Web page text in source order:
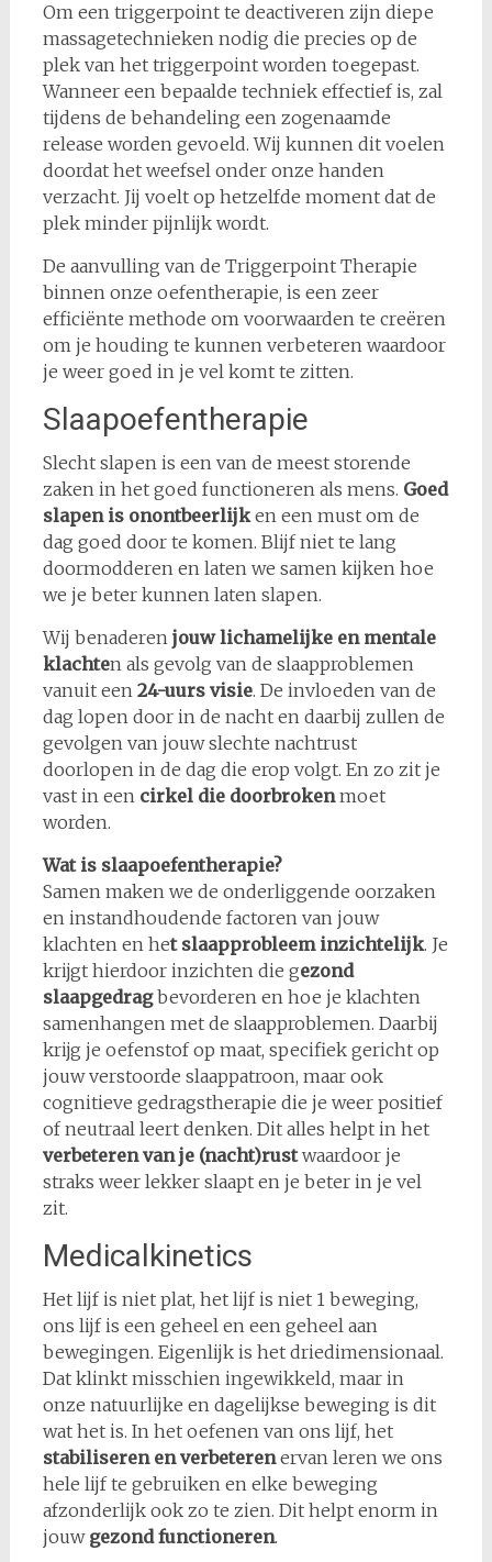
Om een triggerpoint te deactiveren zijn diepe
massagetechnieken nodig die precies op de
plek van het triggerpoint worden toegepast.
Wanneer een bepaalde techniek effectief is, zal
tijdens de behandeling een zogenaamde
release worden gevoeld. Wij kunnen dit voelen
doordat het weefsel onder onze handen
verzacht. Jij voelt op hetzelfde moment dat de
plek minder pijnlijk wordt.
De aanvulling van de Triggerpoint Therapie
binnen onze oefentherapie, is een zeer
efficiënte methode om voorwaarden te creëren
om je houding te kunnen verbeteren waardoor
je weer goed in je vel komt te zitten.
Slaapoefentherapie
Slecht slapen is een van de meest storende
zaken in het goed functioneren als mens. Goed
slapen is onontbeerlijken een must om de
dag goed door te komen. Blijf niet te lang
doormodderen en laten we samen kijken hoe
we je beter kunnen laten slapen.
Wij benaderenjouw lichamelijke en mentale
klachten als gevolg van de slaapproblemen
vanuit een24-uurs visie. De invloeden van de
dag lopen door in de nacht en daarbij zullen de
gevolgen van jouw slechte nachtrust
doorlopen in de dag die erop volgt. En zo zit je
vast in een cirkel die doorbrokenmoet
worden.
Wat is slaapoefentherapie?
Samen maken we de onderliggende oorzaken
en instandhoudende factoren van jouw
klachten en het slaapprobleem inzichtelijk. Je
krijgt hierdoor inzichten die gezond
slaapgedragbevorderen en hoe je klachten
samenhangen met de slaapproblemen. Daarbij
krijg je oefenstof op maat, specifiek gericht op
jouw verstoorde slaappatroon, maar ook
cognitieve gedragstherapie die je weer positief
of neutraal leert denken. Dit alles helpt in het
verbeteren van je (nacht)rustwaardoor je
straks weer lekker slaapt en je beter in je vel
zit.
Medicalkinetics
Het lijf is niet plat, het lijf is niet 1 beweging,
ons lijf is een geheel en een geheel aan
bewegingen. Eigenlijk is het driedimensionaal.
Dat klinkt misschien ingewikkeld, maar in
onze natuurlijke en dagelijkse beweging is dit
wat het is. In het oefenen van ons lijf, het
stabiliseren en verbeterenervan leren we ons
hele lijf te gebruiken en elke beweging
afzonderlijk ook zo te zien. Dit helpt enorm in
jouw gezond functioneren.